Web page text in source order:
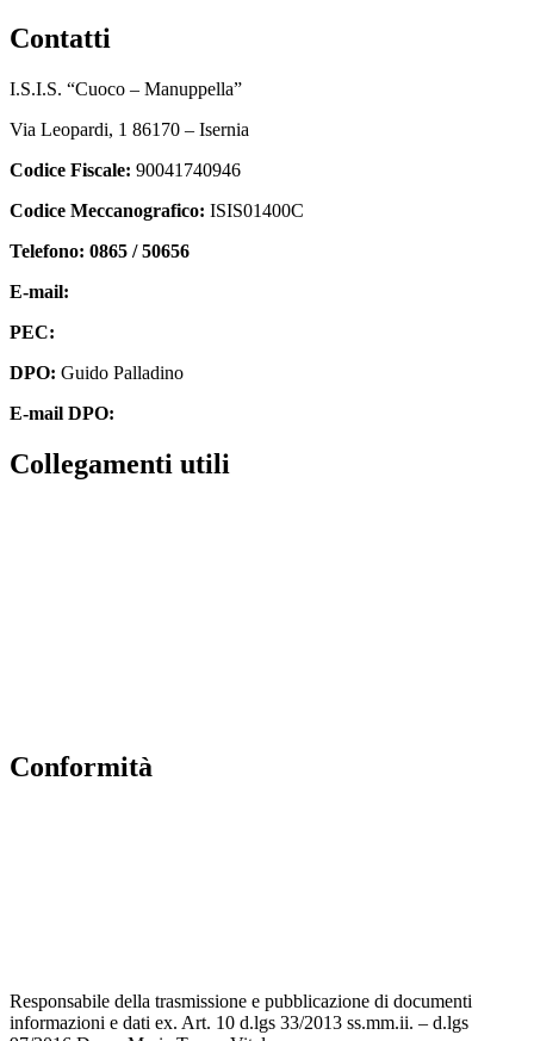
contatti
I.S.I.S. “Cuoco – Manuppella”
Via Leopardi, 1 86170 – Isernia
Codice Fiscale: 90041740946
Codice Meccanografico: ISIS01400C
Telefono: 0865 / 50656
E-mail:
PEC:
DPO: Guido Palladino
E-mail DPO:
collegamenti utili
conformità
Responsabile della trasmissione e pubblicazione di documenti
informazioni e dati ex. Art. 10 d.lgs 33/2013 ss.mm.ii. – d.lgs